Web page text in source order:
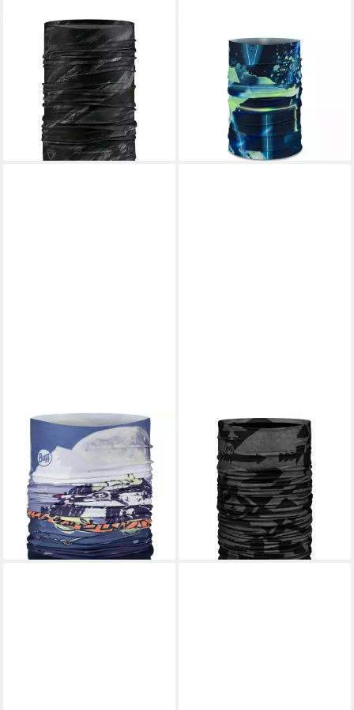
Multifunktionstuch
ThermoNet®, aus 4-Wege-
Stretch-Material
ab 27,95 €
lieferbar - in 3-4 Werktagen bei dir
Multifunktionstuch
lieferbar - in 3-4 Werktagen bei dir
Multifunktionstuch Buff
Kinder Polar
Multifunktionstuch 134783
Futy
28,95 €
lieferbar - in 3-4 Werktagen bei dir
Multifunktionstuch Reversible
Polar, mit kuschelig weichem
Fleece
29,95 €
lieferbar - in 3-4 Werktagen bei dir